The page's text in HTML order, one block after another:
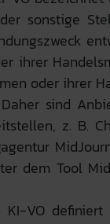
sonstige
ihrer
oder ihrer
sind
z. B.
dem Tool
VO definiert